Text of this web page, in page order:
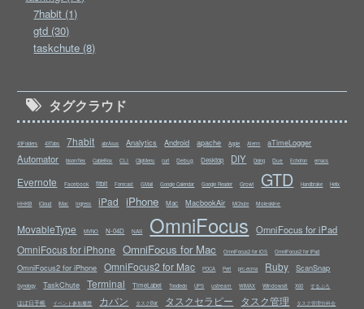
7habit (1)
gtd (30)
taskchute (8)
タグクラウド
43Folders 43Tabs 7habit abrAsus Analytics Android apache Apple Aterm aTimeLogger
Automator bison/flex CableBox CLI ClipMenu curl Debug Desktop DIY Doing Due Echofon emacs
Evernote Facebook fitbit Forecast GMail Google Calendar Google Reader Growl GTD Handbrake Helix
HHKB iCloud iMac Ingress iPad iPhone Mac MacbookAir MChute Moleskine
MovableType MVNO N-04D NAS OmniFocus OmniFocus for iPad
OmniFocus for iPhone OmniFocus for Mac OmniFocus2 for iOS OmniFocus2 for iPad
OmniFocus2 for iPhone OmniFocus2 for Mac PDCA Perl prc-ecma Ruby ScanSnap
Synology TaskChute Terminal TimeLabel Toodledo UPS ustream WiMAX Windows8 X60 するぷろ
ほぼ日手帳 イベント参加履歴 カバン タスクBar タスクセラピー タスク管理 タスク管理分科会